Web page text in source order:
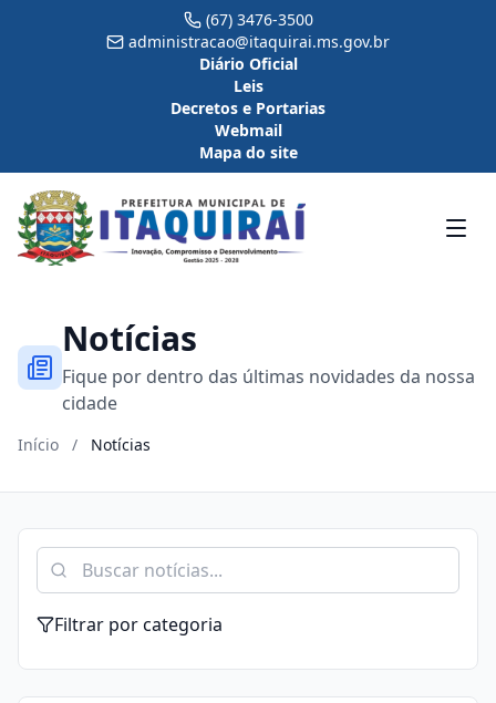
(67) 3476-3500
administracao@itaquirai.ms.gov.br
Diário Oficial
Leis
Decretos e Portarias
Webmail
Mapa do site
Notícias
Fique por dentro das últimas novidades da nossa
cidade
Início / Notícias
Filtrar por categoria